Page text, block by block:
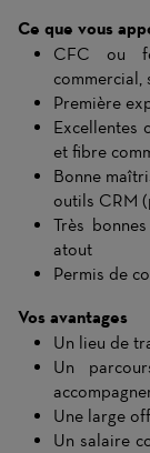
Ce que vous
CFC ou
commercial,
Première
Excellentes
et fibre
Bonne
outils CRM
Très
atout
Permis de
Vos avantages
Un lieu de
Un
Une large
Un salaire